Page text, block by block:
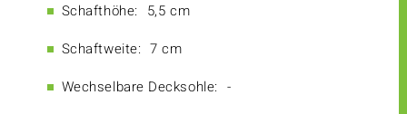
Schafthöhe: 5,5 cm
Schaftweite: 7 cm
Wechselbare Decksohle: -